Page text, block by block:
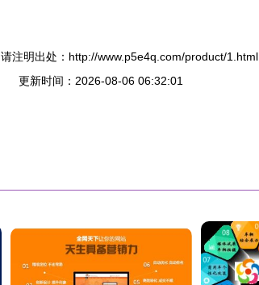
注明出处：http://www.p5e4q.com/product/1.html
更新时间：2026-08-06 06:32:01